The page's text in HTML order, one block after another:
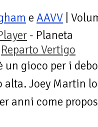
e AAVV |
- Planeta
Reparto Vertigo
un gioco per i
alta. Joey Martin
anni come